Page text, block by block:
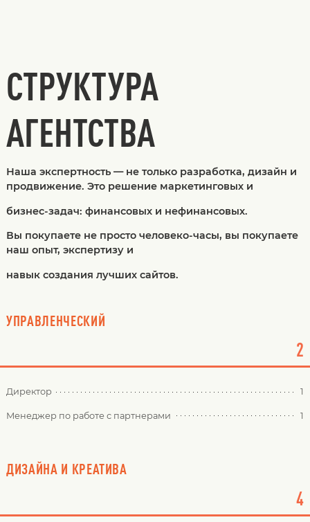
СТРУКТУРА
АГЕНТСТВА
Наша экспертность — не только разработка, дизайн и
продвижение. Это решение маркетинговых и
бизнес-задач: финансовых и нефинансовых.
Вы покупаете не просто человеко-часы, вы покупаете
наш опыт, экcпертизу и
навык создания лучших сайтов.
УПРАВЛЕНЧЕСКИЙ
2
Директор 1
Менеджер по работе с партнерами 1
ДИЗАЙНА И КРЕАТИВА
4